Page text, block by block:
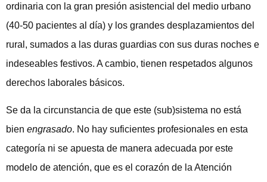
ordinaria con la gran presión asistencial del medio urbano
(40-50 pacientes al día) y los grandes desplazamientos del
rural, sumados a las duras guardias con sus duras noches e
indeseables festivos. A cambio, tienen respetados algunos
derechos laborales básicos.
Se da la circunstancia de que este (sub)sistema no está
bien engrasado. No hay suficientes profesionales en esta
categoría ni se apuesta de manera adecuada por este
modelo de atención, que es el corazón de la Atención